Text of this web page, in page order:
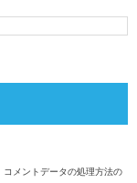
コメントデータの処理方法の